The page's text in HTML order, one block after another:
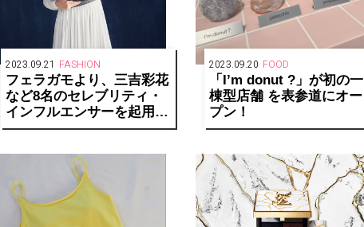
2023.09.21 FASHION
フェラガモより、三吉彩花
など8名のセレブリティ・
インフルエンサーを起用し
たFW2023コレクションの
2023.09.20 FOOD
「Iʼm donut ?」が初の一
棟型店舗 を表参道にオー
プン！